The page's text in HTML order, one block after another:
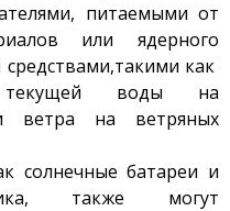
питаемыми от
или ядерного
как
текущей воды на
ветра на ветряных
солнечные батареи и
также могут